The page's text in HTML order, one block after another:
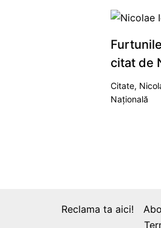
citat de
Citate,
Națională
Reclama ta aici!